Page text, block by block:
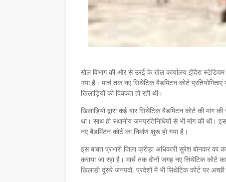
खेल विभाग की ओर से उरई के खेल कार्यालय इंदिरा स्टेडियम
गया है। मार्च तक नए सिंथेटिक बैडमिंटन कोर्ट
खिलाड़ियों को दिक्कत हो रही थी।
खिलाड़ियों द्वारा कई बार सिंथेटिक बैडमिंटन कोर्ट की मांग
था। साथ ही स्थानीय जनप्रतिनिधियों से भी मांग की
नए बैडमिंटन कोर्ट का निर्माण शुरू हो गया है।
इस बाबत प्रभारी जिला क्रीड़ा अधिकारी सुरेश बोनकर
कराया जा रहा है। मार्च तक दोनों जगह नए सिंथेटिक कोर्ट
खिलाड़ी दूसरे जनपदों, प्रदेशों में भी सिंथेटिक कोर्ट पर